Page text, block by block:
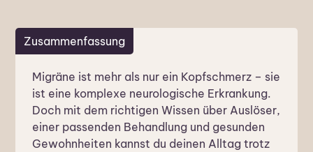
Zusammenfassung
Migräne ist mehr als nur ein Kopfschmerz – sie
ist eine komplexe neurologische Erkrankung.
Doch mit dem richtigen Wissen über Auslöser,
einer passenden Behandlung und gesunden
Gewohnheiten kannst du deinen Alltag trotz